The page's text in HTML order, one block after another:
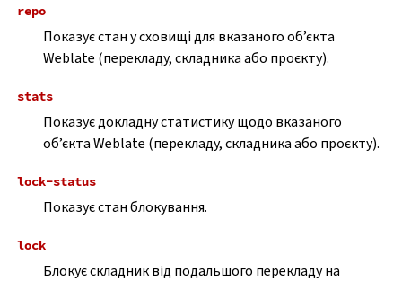
repo
Показує стан у сховищі для вказаного об’єкта
Weblate (перекладу, складника або проєкту).
stats
Показує докладну статистику щодо вказаного
об’єкта Weblate (перекладу, складника або проєкту).
lock-status
Показує стан блокування.
lock
Блокує складник від подальшого перекладу на